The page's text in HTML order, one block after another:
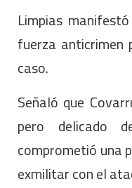
Limpias
fuerza anticrimen
caso.
Señaló que
pero delicado
comprometió una
exmilitar con el